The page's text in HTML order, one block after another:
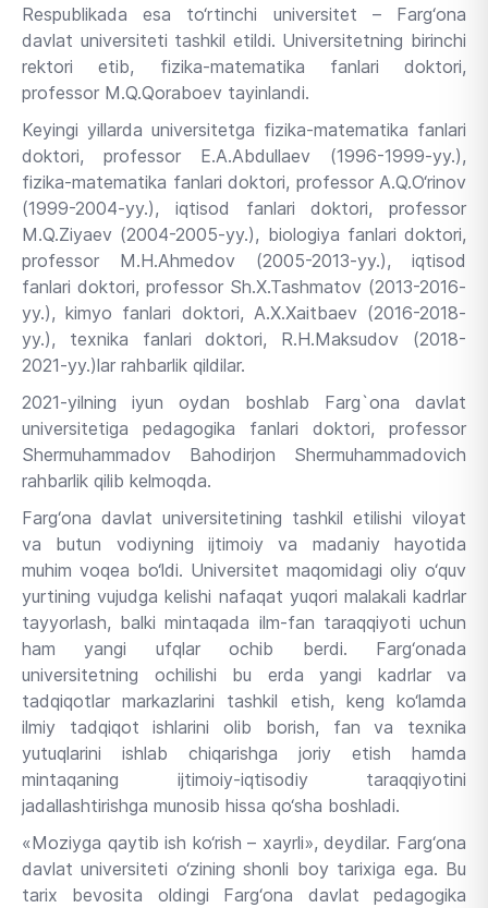
Respublikada esa to‘rtinchi universitet – Farg‘ona
davlat universiteti tashkil etildi. Universitetning birinchi
rektori etib, fizika-matematika fanlari doktori,
professor M.Q.Qoraboev tayinlandi.
Keyingi yillarda universitetga fizika-matematika fanlari
doktori, professor E.A.Abdullaev (1996-1999-yy.),
fizika-matematika fanlari doktori, professor A.Q.O‘rinov
(1999-2004-yy.), iqtisod fanlari doktori, professor
M.Q.Ziyaev (2004-2005-yy.), biologiya fanlari doktori,
professor M.H.Ahmedov (2005-2013-yy.), iqtisod
fanlari doktori, professor Sh.X.Tashmatov (2013-2016-
yy.), kimyo fanlari doktori, A.X.Xaitbaev (2016-2018-
yy.), texnika fanlari doktori, R.H.Maksudov (2018-
2021-yy.)lar rahbarlik qildilar.
2021-yilning iyun oydan boshlab Farg`ona davlat
universitetiga pedagogika fanlari doktori, professor
Shermuhammadov Bahodirjon Shermuhammadovich
rahbarlik qilib kelmoqda.
Farg‘ona davlat universitetining tashkil etilishi viloyat
va butun vodiyning ijtimoiy va madaniy hayotida
muhim voqea bo‘ldi. Universitet maqomidagi oliy o‘quv
yurtining vujudga kelishi nafaqat yuqori malakali kadrlar
tayyorlash, balki mintaqada ilm-fan taraqqiyoti uchun
ham yangi ufqlar ochib berdi. Farg‘onada
universitetning ochilishi bu erda yangi kadrlar va
tadqiqotlar markazlarini tashkil etish, keng ko‘lamda
ilmiy tadqiqot ishlarini olib borish, fan va texnika
yutuqlarini ishlab chiqarishga joriy etish hamda
mintaqaning ijtimoiy-iqtisodiy taraqqiyotini
jadallashtirishga munosib hissa qo‘sha boshladi.
«Moziyga qaytib ish ko‘rish – xayrli», deydilar. Farg‘ona
davlat universiteti o‘zining shonli boy tarixiga ega. Bu
tarix bevosita oldingi Farg‘ona davlat pedagogika